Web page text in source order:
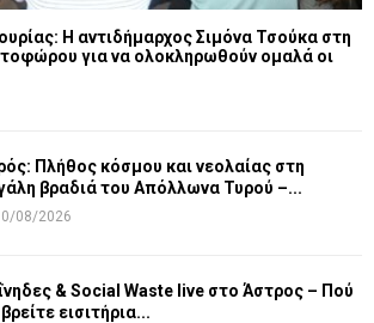
Η αντιδήμαρχος Σιμόνα Τσούκα στη
για να ολοκληρωθούν ομαλά οι
Πλήθος κόσμου και νεολαίας στη
βραδιά του Απόλλωνα Τυρού –...
08/2026
& Social Waste live στο Άστρος – Πού
εισιτήρια...